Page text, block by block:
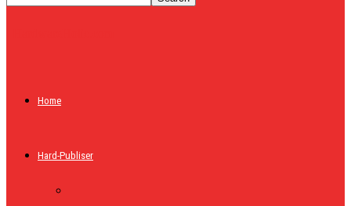
Home
Hard-Publiser